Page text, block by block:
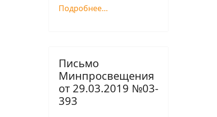
Подробнее…
Письмо
Минпросвещения
от 29.03.2019 №03-
393